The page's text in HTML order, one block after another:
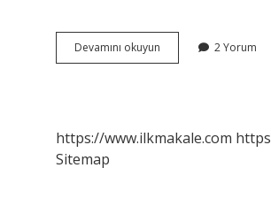
Devamını okuyun
Pahalı
2 Yorum
https://www.ilkmakale.com
Sitemap